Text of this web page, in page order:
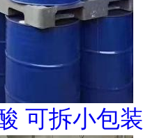
可拆小包装